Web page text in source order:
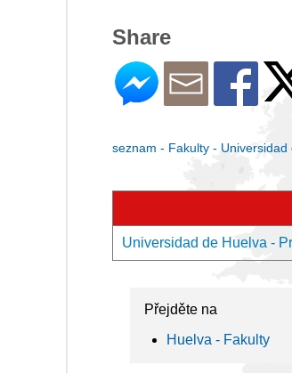
Share
seznam - Fakulty - Universidad
Universidad de Huelva -
Přejděte na
Huelva - Fakulty